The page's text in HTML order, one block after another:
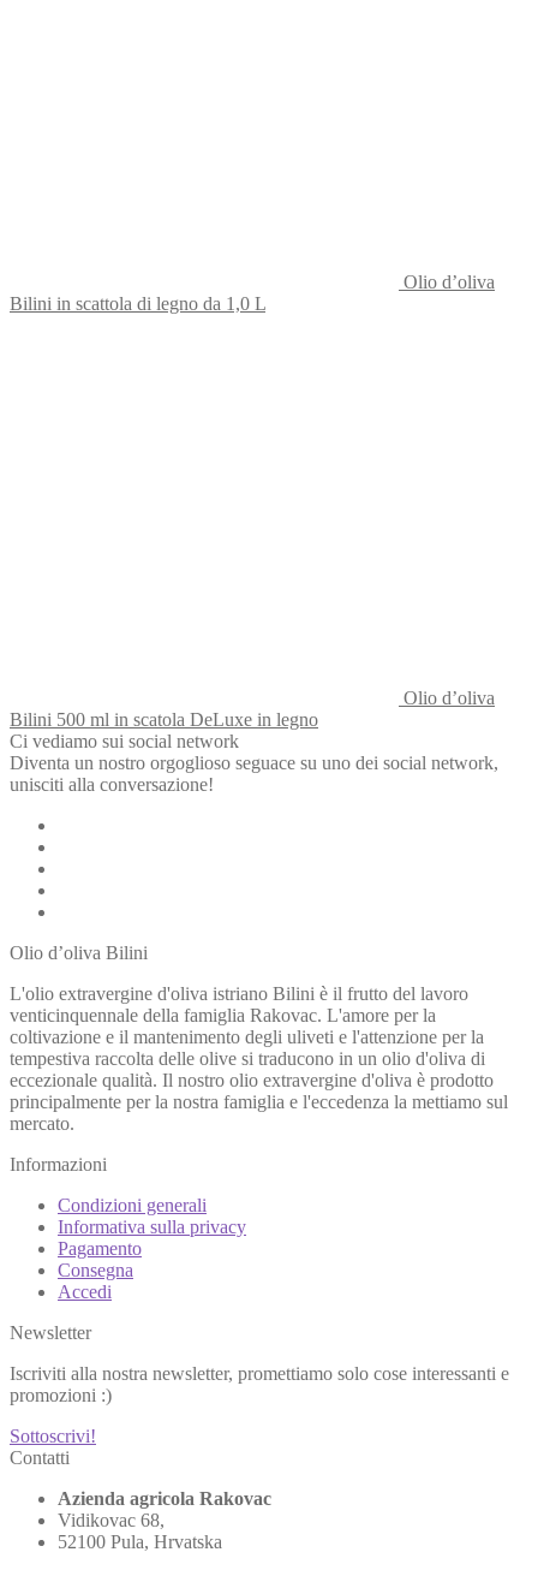
Olio d’oliva
Bilini in scattola di legno da 1,0 L
Olio d’oliva
Bilini 500 ml in scatola DeLuxe in legno
Ci vediamo sui social network
Diventa un nostro orgoglioso seguace su uno dei social network,
unisciti alla conversazione!
Olio d’oliva Bilini
L'olio extravergine d'oliva istriano Bilini è il frutto del lavoro
venticinquennale della famiglia Rakovac. L'amore per la
coltivazione e il mantenimento degli uliveti e l'attenzione per la
tempestiva raccolta delle olive si traducono in un olio d'oliva di
eccezionale qualità. Il nostro olio extravergine d'oliva è prodotto
principalmente per la nostra famiglia e l'eccedenza la mettiamo sul
mercato.
Informazioni
Condizioni generali
Informativa sulla privacy
Pagamento
Consegna
Accedi
Newsletter
Iscriviti alla nostra newsletter, promettiamo solo cose interessanti e
promozioni :)
Sottoscrivi!
Contatti
Azienda agricola Rakovac
Vidikovac 68,
52100 Pula, Hrvatska